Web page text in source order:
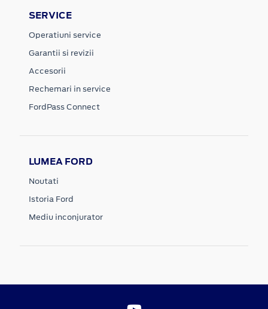
SERVICE
Operatiuni service
Garantii si revizii
Accesorii
Rechemari in service
FordPass Connect
LUMEA FORD
Noutati
Istoria Ford
Mediu inconjurator